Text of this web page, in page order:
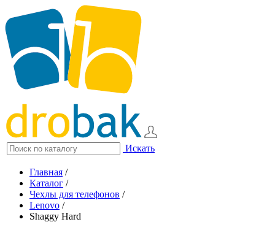
Искать
Главная /
Каталог /
Чехлы для телефонов /
Lenovo /
Shaggy Hard